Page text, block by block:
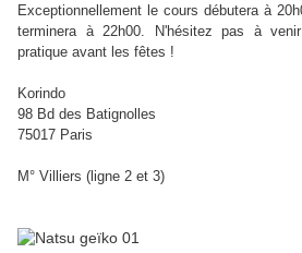
Exceptionnellement le cours débutera à
terminera à 22h00. N'hésitez pas à
pratique avant les fêtes !
Korindo
98 Bd des Batignolles
75017 Paris
M° Villiers (ligne 2 et 3)